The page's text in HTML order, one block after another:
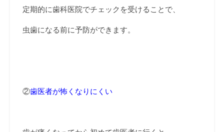
定期的に歯科医院でチェックを受けることで、
虫歯になる前に予防ができます。
②歯医者が怖くなりにくい